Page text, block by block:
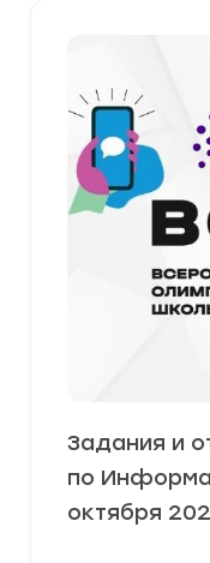
Задания и
по
октября